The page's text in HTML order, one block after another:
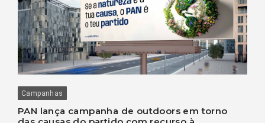
Campanhas
PAN lança campanha de outdoors em torno